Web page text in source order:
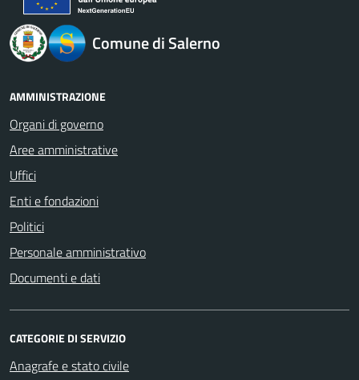
Comune di Salerno
AMMINISTRAZIONE
Organi di governo
Aree amministrative
Uffici
Enti e fondazioni
Politici
Personale amministrativo
Documenti e dati
CATEGORIE DI SERVIZIO
Anagrafe e stato civile